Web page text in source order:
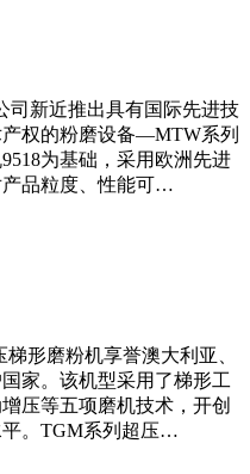
司新近推出具有国际先进技
权的粉磨设备—MTW系列
为基础，采用欧洲先进
品粒度、性能可…
形磨粉机享誉澳大利亚、
家。该机型采用了梯形工
压等五项磨机技术，开创
平。TGM系列超压…